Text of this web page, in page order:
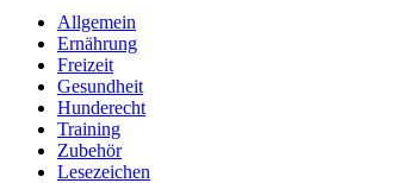
Allgemein
Ernährung
Freizeit
Gesundheit
Hunderecht
Training
Zubehör
Lesezeichen